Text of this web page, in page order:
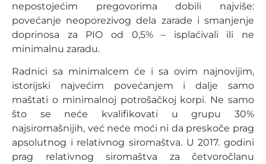
nepostojećim pregovorima dobili najviše:
povećanje neoporezivog dela zarade i smanjenje
doprinosa za PIO od 0,5% – isplaćivali ili ne
minimalnu zaradu.
Radnici sa minimalcem će i sa ovim najnovijim,
istorijski najvećim povećanjem i dalje samo
maštati o minimalnoj potrošačkoj korpi. Ne samo
što se neće kvalifikovati u grupu 30%
najsiromašnijih, već neće moći ni da preskoče prag
apsolutnog i relativnog siromaštva. U 2017. godini
prag relativnog siromaštva za četvoročlanu